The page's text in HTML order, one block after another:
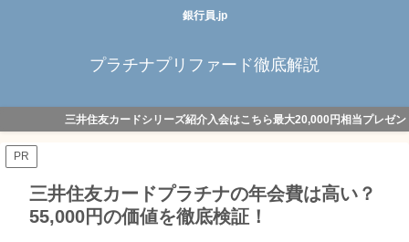
銀行員.jp
プラチナプリファード徹底解説
三井住友カードシリーズ紹介入会はこちら最大20,000円相当プレゼン
PR
三井住友カードプラチナの年会費は高い？
55,000円の価値を徹底検証！